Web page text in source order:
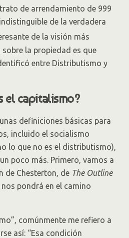
de arrendamiento de 999
de la verdadera
de la visión más
la propiedad es que
entre Distributismo y
el capitalismo?
definiciones básicas para
incluido el socialismo
lo que no es el distributismo),
poco más. Primero, vamos a
de Chesterton, de The Outline
pondrá en el camino
comúnmente me refiero a
así: “Esa condición